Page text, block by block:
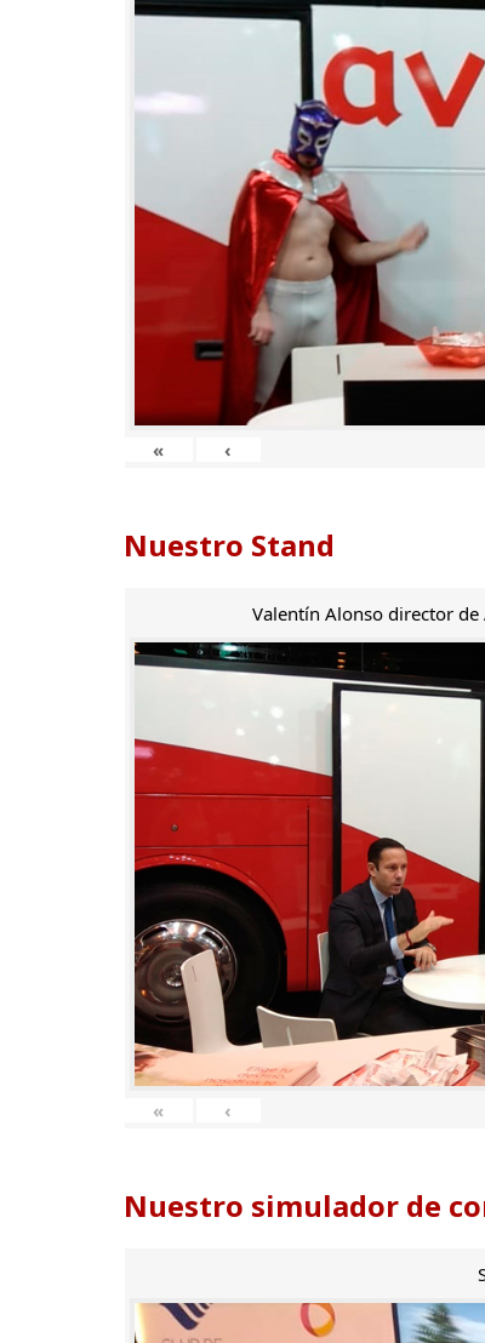
« ‹
Nuestro Stand
Valentín Alonso director de
« ‹
Nuestro simulador de